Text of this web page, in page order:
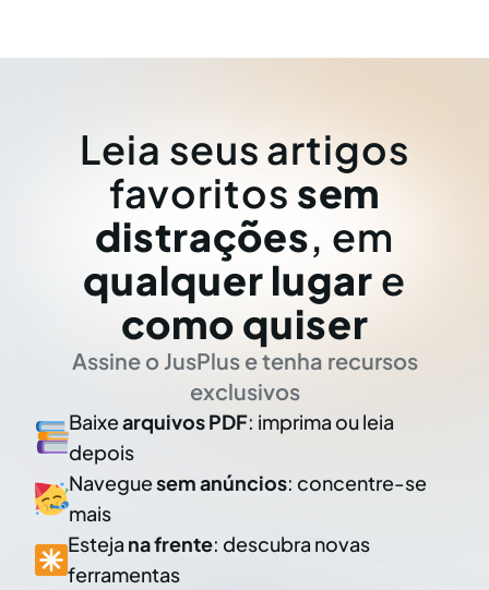
Leia seus artigos
favoritos sem
distrações, em
qualquer lugar e
como quiser
Assine o JusPlus e tenha recursos
exclusivos
Baixearquivos PDF: imprima ou leia
depois
Naveguesem anúncios: concentre-se
mais
Esteja na frente: descubra novas
ferramentas